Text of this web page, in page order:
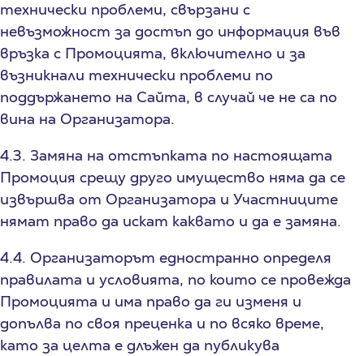
технически проблеми, свързани с
невъзможност за достъп до информация във
връзка с Промоцията, включително и за
възникнали технически проблеми по
поддържането на Сайта, в случай че не са по
вина на Организатора.
4.3. Замяна на отстъпката по настоящата
Промоция срещу друго имущество няма да се
извършва от Организатора и Участниците
нямат право да искат каквато и да е замяна.
4.4. Организаторът едностранно определя
правилата и условията, по които се провежда
Промоцията и има право да ги изменя и
допълва по своя преценка и по всяко време,
като за целта е длъжен да публикува